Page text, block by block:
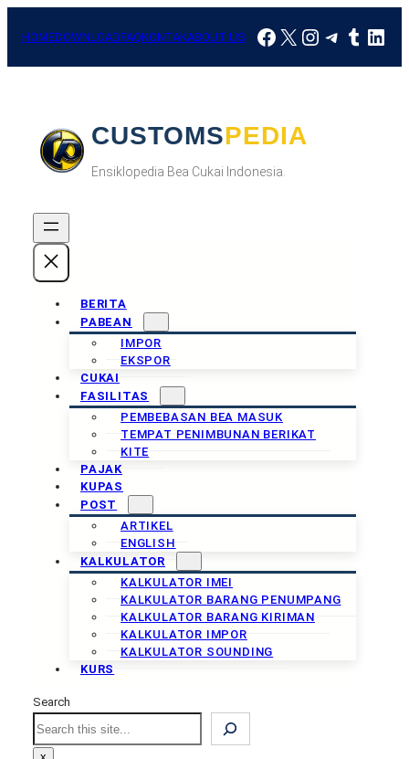
HOMEDOWNLOADFAQKONTAKABOUT US Facebook
X Instagram
CUSTOMSPEDIA
Ensiklopedia Bea Cukai Indonesia.
BERITA
PABEAN
IMPOR
EKSPOR
CUKAI
FASILITAS
PEMBEBASAN BEA MASUK
TEMPAT PENIMBUNAN BERIKAT
KITE
PAJAK
KUPAS
POST
ARTIKEL
ENGLISH
KALKULATOR
KALKULATOR IMEI
KALKULATOR BARANG PENUMPANG
KALKULATOR BARANG KIRIMAN
KALKULATOR IMPOR
KALKULATOR SOUNDING
KURS
Search
Search